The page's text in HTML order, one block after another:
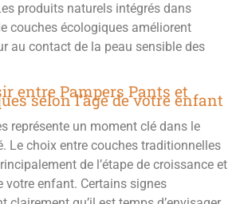
produits naturels intégrés dans
couches écologiques améliorent
au contact de la peau sensible des
entre Pampers Pants et
selon l’âge de votre enfant
représente un moment clé dans le
Le choix entre couches traditionnelles
de l’étape de croissance et
votre enfant. Certains signes